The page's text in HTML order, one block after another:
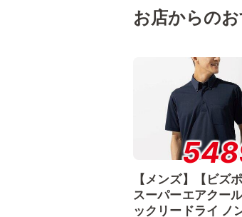
お店からの
【メンズ】【ビズポ
スーパーエアクー
ックリードライ ノ